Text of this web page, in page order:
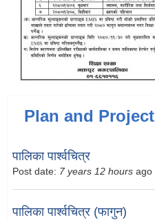
Plan and Project
पालिका पार्श्वचित्र
Post date: 7 years 12 hours ago
पालिका पार्श्वचित्र (फागुन)